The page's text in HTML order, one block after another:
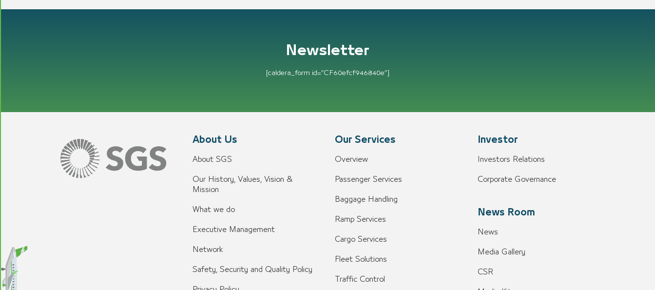
Newsletter
[caldera_form id=”CF60efcf946840e”]
About Us
About SGS
Our History, Values, Vision &
Mission
What we do
Executive Management
Network
Safety, Security and Quality Policy
Our Services
Overview
Passenger Services
Baggage Handling
Ramp Services
Cargo Services
Fleet Solutions
Traffic Control
Investor
Investors Relations
Corporate Governance
News Room
News
Media Gallery
CSR